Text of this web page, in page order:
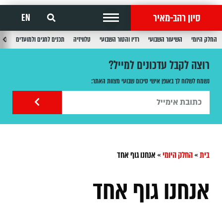
סיון רהב-מאיר EN
החלק היומי השיעור השבועי רדיו והטור השבועי טלוויזיה תכנים לחגים ולמועדים
רוצה לקבל עדכונים למייל?
נשמח לשלוח לך באופן אישי סיכום שבועי מצוות האתר:
בית»החלק היומי»אנחנו גוף אחד
אנחנו גוף אחד